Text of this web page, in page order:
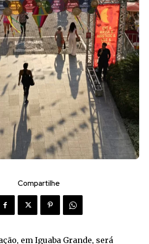
Compartilhe
em Iguaba Grande, será